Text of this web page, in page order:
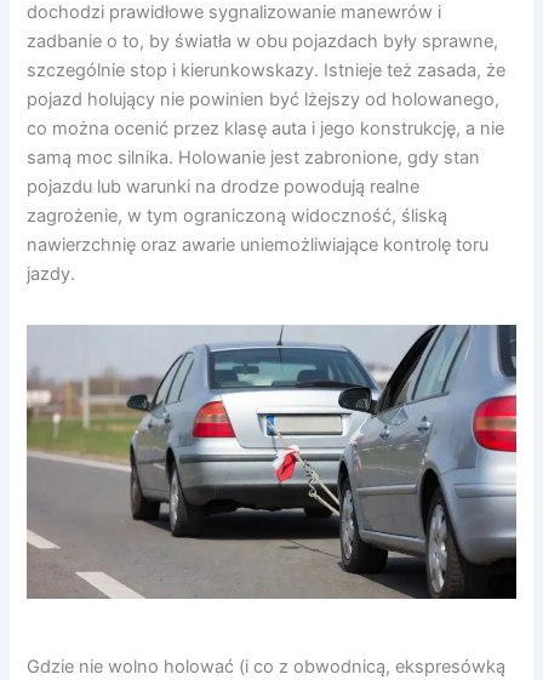
dochodzi prawidłowe sygnalizowanie manewrów i
zadbanie o to, by światła w obu pojazdach były sprawne,
szczególnie stop i kierunkowskazy. Istnieje też zasada, że
pojazd holujący nie powinien być lżejszy od holowanego,
co można ocenić przez klasę auta i jego konstrukcję, a nie
samą moc silnika. Holowanie jest zabronione, gdy stan
pojazdu lub warunki na drodze powodują realne
zagrożenie, w tym ograniczoną widoczność, śliską
nawierzchnię oraz awarie uniemożliwiające kontrolę toru
jazdy.
Gdzie nie wolno holować (i co z obwodnicą, ekspresówką